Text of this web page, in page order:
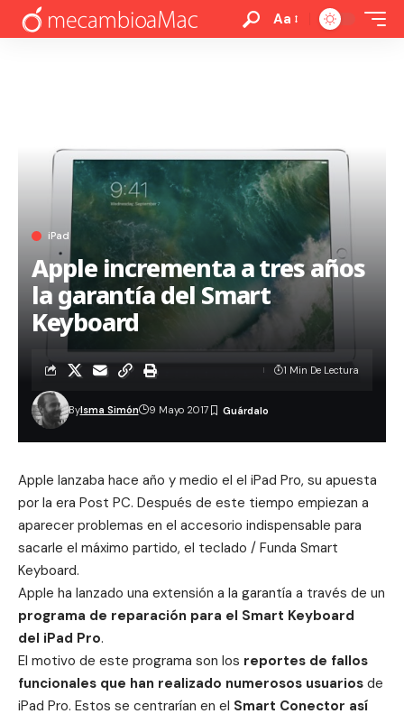
Aa
iPad
Apple incrementa a tres años
la garantía del Smart
Keyboard
ByIsma Simón 9 Mayo 2017
1 Min De Lectura
Apple lanzaba hace año y medio el el iPad Pro, su apuesta
por la era Post PC. Después de este tiempo empiezan a
aparecer problemas en el accesorio indispensable para
sacarle el máximo partido, el teclado / Funda Smart
Keyboard.
Apple ha lanzado una extensión a la garantía a través de un
programa de reparación para el Smart Keyboard
del iPad Pro.
El motivo de este programa son los reportes de fallos
funcionales que han realizado numerosos usuarios de
iPad Pro. Estos se centrarían en el Smart Conector así